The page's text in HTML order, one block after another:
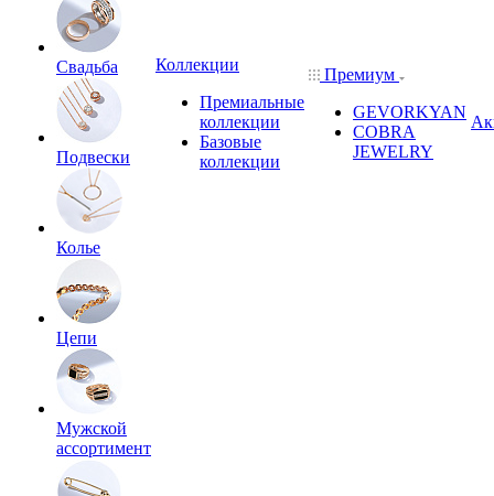
Свадьба
Подвески
Колье
Цепи
Мужской
ассортимент
Коллекции
Премиальные
коллекции
Базовые
коллекции
Премиум
GEVORKYAN
COBRA
JEWELRY